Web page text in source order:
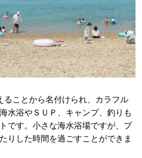
ことから名付けられ、カラフル
水浴やＳＵＰ、キャンプ、釣りも
です。小さな海水浴場ですが、プ
りした時間を過ごすことができま